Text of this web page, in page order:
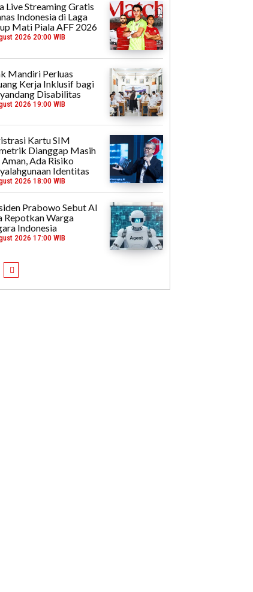
Live Streaming Gratis
Indonesia di Laga
Mati Piala AFF 2026
2026 20:00 WIB
Mandiri Perluas
Kerja Inklusif bagi
Disabilitas
2026 19:00 WIB
Kartu SIM
Dianggap Masih
Aman, Ada Risiko
Identitas
2026 18:00 WIB
Prabowo Sebut AI
Repotkan Warga
Indonesia
2026 17:00 WIB